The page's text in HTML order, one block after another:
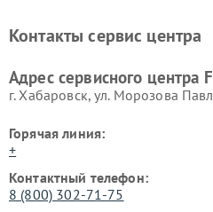
Контакты сервис центра
Адрес сервисного центра
г. Хабаровск, ул. Морозова
Горячая линия:
+
Контактный телефон:
8 (800) 302-71-75